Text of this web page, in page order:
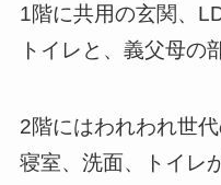
1階に共用の玄関、
トイレと、義父母の
2階にはわれわれ世
寝室、洗面、トイレ